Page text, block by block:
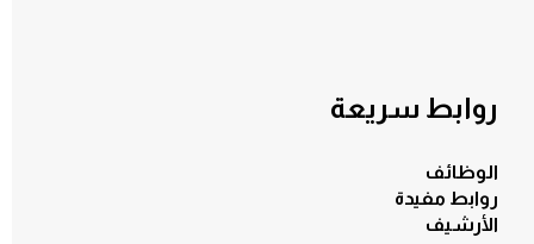
روابط سريعة
الوظائف
روابط مفيدة
الأرشيف